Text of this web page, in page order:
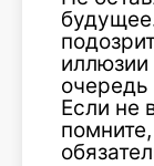
иллюзии
очередь
Если не